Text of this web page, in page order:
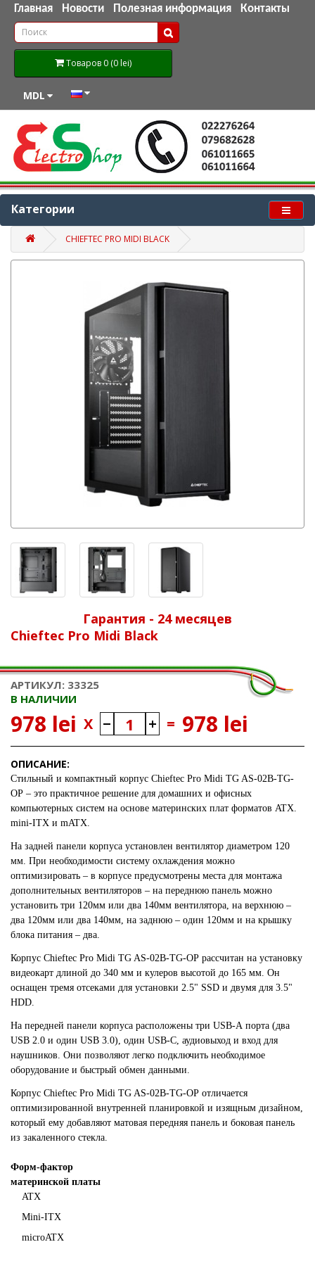
Главная Новости Полезная информация Контакты
Товаров 0 (0 lei)
MDL
Категории
CHIEFTEC PRO MIDI BLACK
Гарантия - 24 месяцев
Chieftec Pro Midi Black
АРТИКУЛ: 33325
В НАЛИЧИИ
978 lei X = 978 lei
ОПИСАНИЕ:
Стильный и компактный корпус Chieftec Pro Midi TG AS-02B-TG-
OP – это практичное решение для домашних и офисных
компьютерных систем на основе материнских плат форматов ATX.
mini-ITX и mATX.
На задней панели корпуса установлен вентилятор диаметром 120
мм. При необходимости систему охлаждения можно
оптимизировать – в корпусе предусмотрены места для монтажа
дополнительных вентиляторов – на переднюю панель можно
установить три 120мм или два 140мм вентилятора, на верхнюю –
два 120мм или два 140мм, на заднюю – один 120мм и на крышку
блока питания – два.
Корпус Chieftec Pro Midi TG AS-02B-TG-OP рассчитан на установку
видеокарт длиной до 340 мм и кулеров высотой до 165 мм. Он
оснащен тремя отсеками для установки 2.5" SSD и двумя для 3.5"
HDD.
На передней панели корпуса расположены три USB-А порта (два
USB 2.0 и один USB 3.0), один USB-С, аудиовыход и вход для
наушников. Они позволяют легко подключить необходимое
оборудование и быстрый обмен данными.
Корпус Chieftec Pro Midi TG AS-02B-TG-OP отличается
оптимизированной внутренней планировкой и изящным дизайном,
который ему добавляют матовая передняя панель и боковая панель
из закаленного стекла.
Форм-фактор
материнской платы
ATX
Mini-ITX
microATX